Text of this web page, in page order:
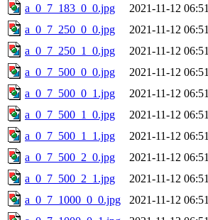
a_0_7_183_0_0.jpg
2021-11-12 06:51
a_0_7_250_0_0.jpg
2021-11-12 06:51
a_0_7_250_1_0.jpg
2021-11-12 06:51
a_0_7_500_0_0.jpg
2021-11-12 06:51
a_0_7_500_0_1.jpg
2021-11-12 06:51
a_0_7_500_1_0.jpg
2021-11-12 06:51
a_0_7_500_1_1.jpg
2021-11-12 06:51
a_0_7_500_2_0.jpg
2021-11-12 06:51
a_0_7_500_2_1.jpg
2021-11-12 06:51
a_0_7_1000_0_0.jpg
2021-11-12 06:51